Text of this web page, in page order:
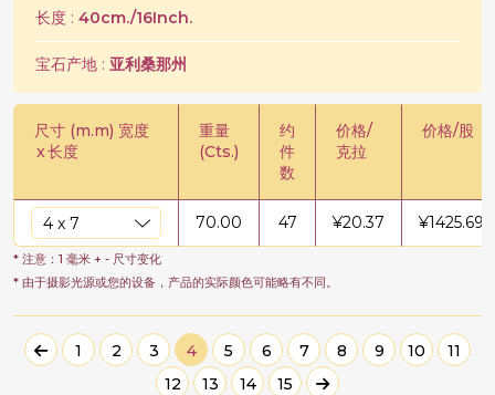
长度 : 40cm./16Inch.
宝石产地 : 亚利桑那州
尺寸 (m.m) 宽度
x长度
重量
(Cts.)
约
件
数
价格/
克拉
价格/股
70.00 47 ¥20.37 ¥1425.69
* 注意：1 毫米 + - 尺寸变化
* 由于摄影光源或您的设备，产品的实际颜色可能略有不同。
1 2 3 4 5 6 7 8 9 10
11
12
13 14 15